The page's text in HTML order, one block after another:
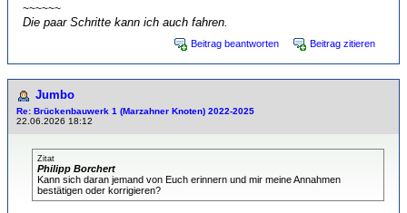
~~~~~~
Die paar Schritte kann ich auch fahren.
Beitrag beantworten Beitrag zitieren
Jumbo
Re: Brückenbauwerk 1 (Marzahner Knoten) 2022-2025
22.06.2026 18:12
Zitat
Philipp Borchert
Kann sich daran jemand von Euch erinnern und mir meine Annahmen
bestätigen oder korrigieren?